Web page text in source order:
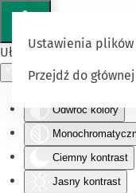
Ułatwienia dostępu
Odwróć kolory
Ciemny kontrast
Jasny kontrast
Ustawienia plików
Przejdź do